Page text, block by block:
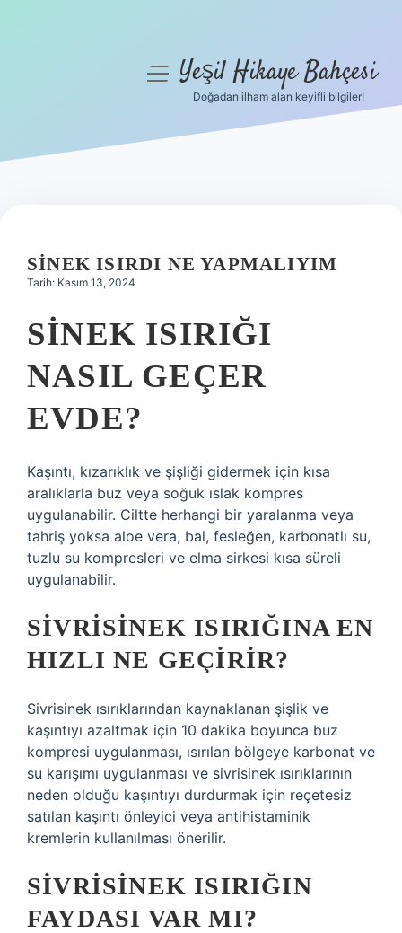
Hakkımızda
menüyüYeşil Hikaye Bahçesi
Doğadan ilham alan keyifli bilgiler!
SINEK ISIRDI NE YAPMALIYIM
Tarih: Kasım 13, 2024
SINEK ISIRIĞI
NASIL GEÇER
EVDE?
Kaşıntı, kızarıklık ve şişliği gidermek için kısa
aralıklarla buz veya soğuk ıslak kompres
uygulanabilir. Ciltte herhangi bir yaralanma veya
tahriş yoksa aloe vera, bal, fesleğen, karbonatlı su,
tuzlu su kompresleri ve elma sirkesi kısa süreli
uygulanabilir.
SIVRISINEK ISIRIĞINA EN
HIZLI NE GEÇIRIR?
Sivrisinek ısırıklarından kaynaklanan şişlik ve
kaşıntıyı azaltmak için 10 dakika boyunca buz
kompresi uygulanması, ısırılan bölgeye karbonat ve
su karışımı uygulanması ve sivrisinek ısırıklarının
neden olduğu kaşıntıyı durdurmak için reçetesiz
satılan kaşıntı önleyici veya antihistaminik
kremlerin kullanılması önerilir.
SIVRISINEK ISIRIĞIN
FAYDASI VAR MI?